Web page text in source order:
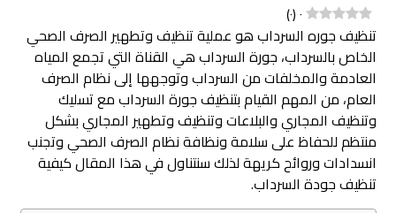
٠(٠)
تنظيف جوره السرداب هو عملية تنظيف وتطهير الصرف الصحي
الخاص بالسرداب، جورة السرداب هي القناة التي تجمع المياه
العادمة والمخلفات من السرداب وتوجهها إلى نظام الصرف
العام، من المهم القيام بتنظيف جورة السرداب مع تسليك
وتنظيف المجاري والبلاعات وتنظيف وتطهير المجاري بشكل
منتظم للحفاظ على سلامة ونظافة نظام الصرف الصحي وتجنب
انسدادات وروائح كريهة لذلك سنتناول في هذا المقال كيفية
تنظيف جودة السرداب.